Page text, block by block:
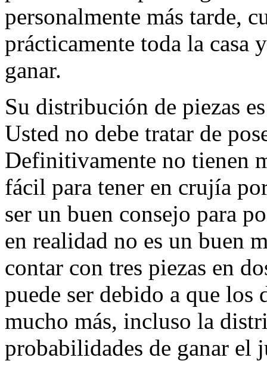
personalmente más tarde,
prácticamente toda la casa
ganar.
Su distribución de piezas
Usted no debe tratar de
Definitivamente no tienen
fácil para tener en crujía
ser un buen consejo para
en realidad no es un buen
contar con tres piezas en
puede ser debido a que los
mucho más, incluso la
probabilidades de ganar el